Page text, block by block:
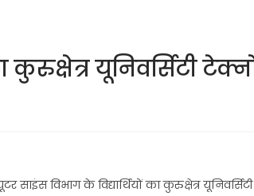
कुरुक्षेत्र यूनिवर्सिटी
विभाग के विद्यार्थियों का कुरुक्षेत्र